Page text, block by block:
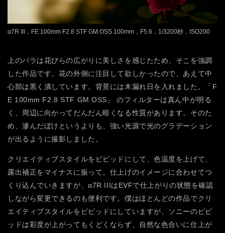
α7R III，FE 100mm F2.8 STF GM OSS 100mm，F5.6，1/3200秒，ISO200
上のバラは花びらの広がりに美しさを感じたため、そこを強調
した作品です。花の外側に注目して欲しかったので、あえて中
心部は黒く潰しています。背景には木漏れ日を入れました。「F
E 100mm F2.8 STF GM OSS」 のフィルターは真ん中が明る
く、周辺に向かってだんだん暗くなる性質があります。そのた
め、滲んだぼけというよりも、強い光源で光のグラデーション
が出るように撮影しました。
クリエイティブスタイルをビビッドにして、色温度を上げて、
露出補正をマイナスに振って。仕上げのイメージに合わせてつ
くり込んでいきますが、α7R IIIはEVFで仕上がりの状態を確認
しながら変更できるのも便利です。僕はほとんどの作品でクリ
エイティブスタイルをビビッドにしていますが、ソニーのビビ
ッドは彩度が上がってもくどくならず、自然な色合いに仕上が